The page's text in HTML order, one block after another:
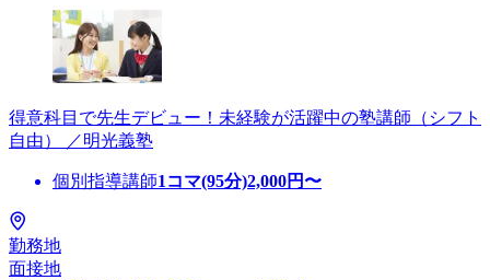
得意科目で先生デビュー！未経験が活躍中の塾講師（シフト
自由） ／明光義塾
個別指導講師1コマ(95分)2,000円〜
勤務地
面接地